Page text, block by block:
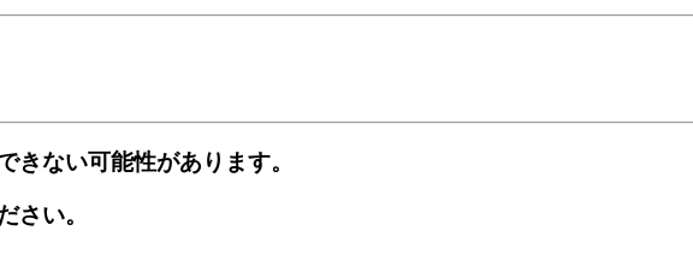
きない可能性があります。
さい。